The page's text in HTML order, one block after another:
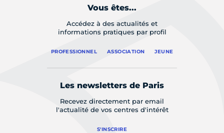
Vous êtes...
Accédez à des actualités et
informations pratiques par profil
PROFESSIONNEL ASSOCIATION JEUNE
Les newsletters de Paris
Recevez directement par email
l'actualité de vos centres d'intérêt
S'INSCRIRE